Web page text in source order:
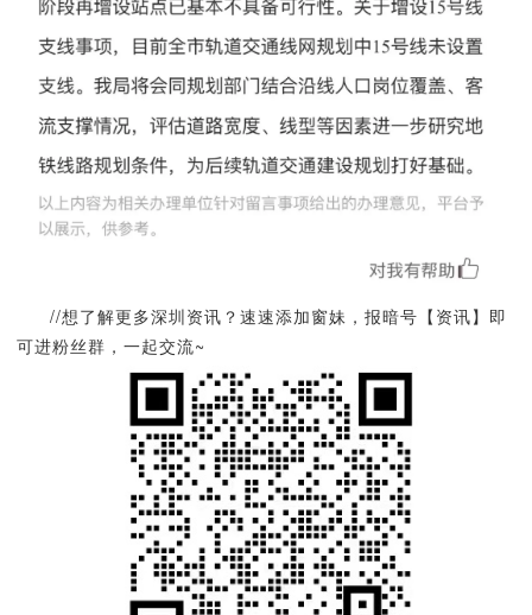
//想了解更多深圳资讯？速速添加窗妹，报暗号【资讯】即
可进粉丝群，一起交流~